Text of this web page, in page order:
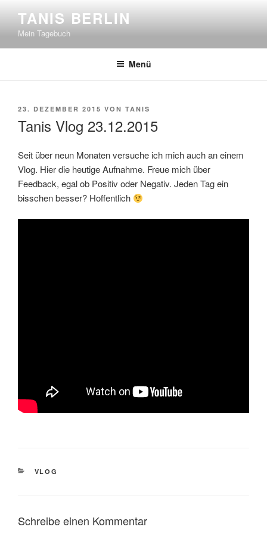
springen
TANIS BERLIN
Mein Tagebuch
Menü
VERÖFFENTLICHT
23. DEZEMBER 2015 VON TANIS
Tanis Vlog 23.12.2015
Seit über neun Monaten versuche ich mich auch an einem
Vlog. Hier die heutige Aufnahme. Freue mich über
Feedback, egal ob Positiv oder Negativ. Jeden Tag ein
bisschen besser? Hoffentlich
KATEGORIEN
VLOG
Schreibe einen Kommentar